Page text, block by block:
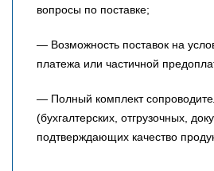
вопросы по поставке;
— Возможность поставок на
платежа или частичной
— Полный комплект
(бухгалтерских, отгрузочных,
подтверждающих качество